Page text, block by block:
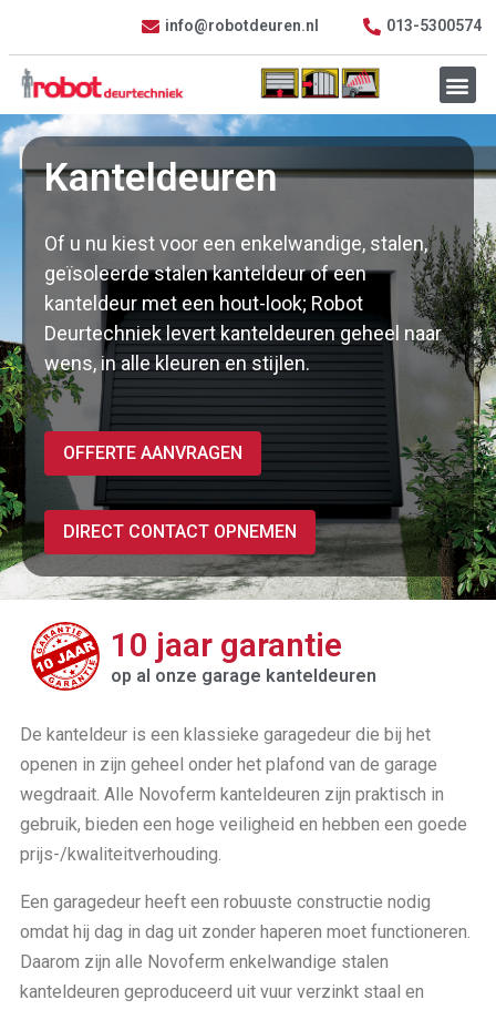
info@robotdeuren.nl 013-5300574
Kanteldeuren
Of u nu kiest voor een enkelwandige, stalen,
geïsoleerde stalen kanteldeur of een
kanteldeur met een hout-look; Robot
Deurtechniek levert kanteldeuren geheel naar
wens, in alle kleuren en stijlen.
OFFERTE AANVRAGEN
DIRECT CONTACT OPNEMEN
10 jaar garantie
op al onze garage kanteldeuren
De kanteldeur is een klassieke garagedeur die bij het
openen in zijn geheel onder het plafond van de garage
wegdraait. Alle Novoferm kanteldeuren zijn praktisch in
gebruik, bieden een hoge veiligheid en hebben een goede
prijs-/kwaliteitverhouding.
Een garagedeur heeft een robuuste constructie nodig
omdat hij dag in dag uit zonder haperen moet functioneren.
Daarom zijn alle Novoferm enkelwandige stalen
kanteldeuren geproduceerd uit vuur verzinkt staal en